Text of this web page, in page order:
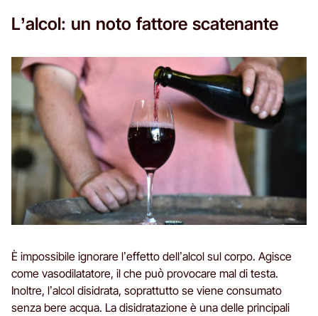
L’alcol: un noto fattore scatenante
È impossibile ignorare l’effetto dell’alcol sul corpo. Agisce
come vasodilatatore, il che può provocare mal di testa.
Inoltre, l’alcol disidrata, soprattutto se viene consumato
senza bere acqua. La disidratazione è una delle principali